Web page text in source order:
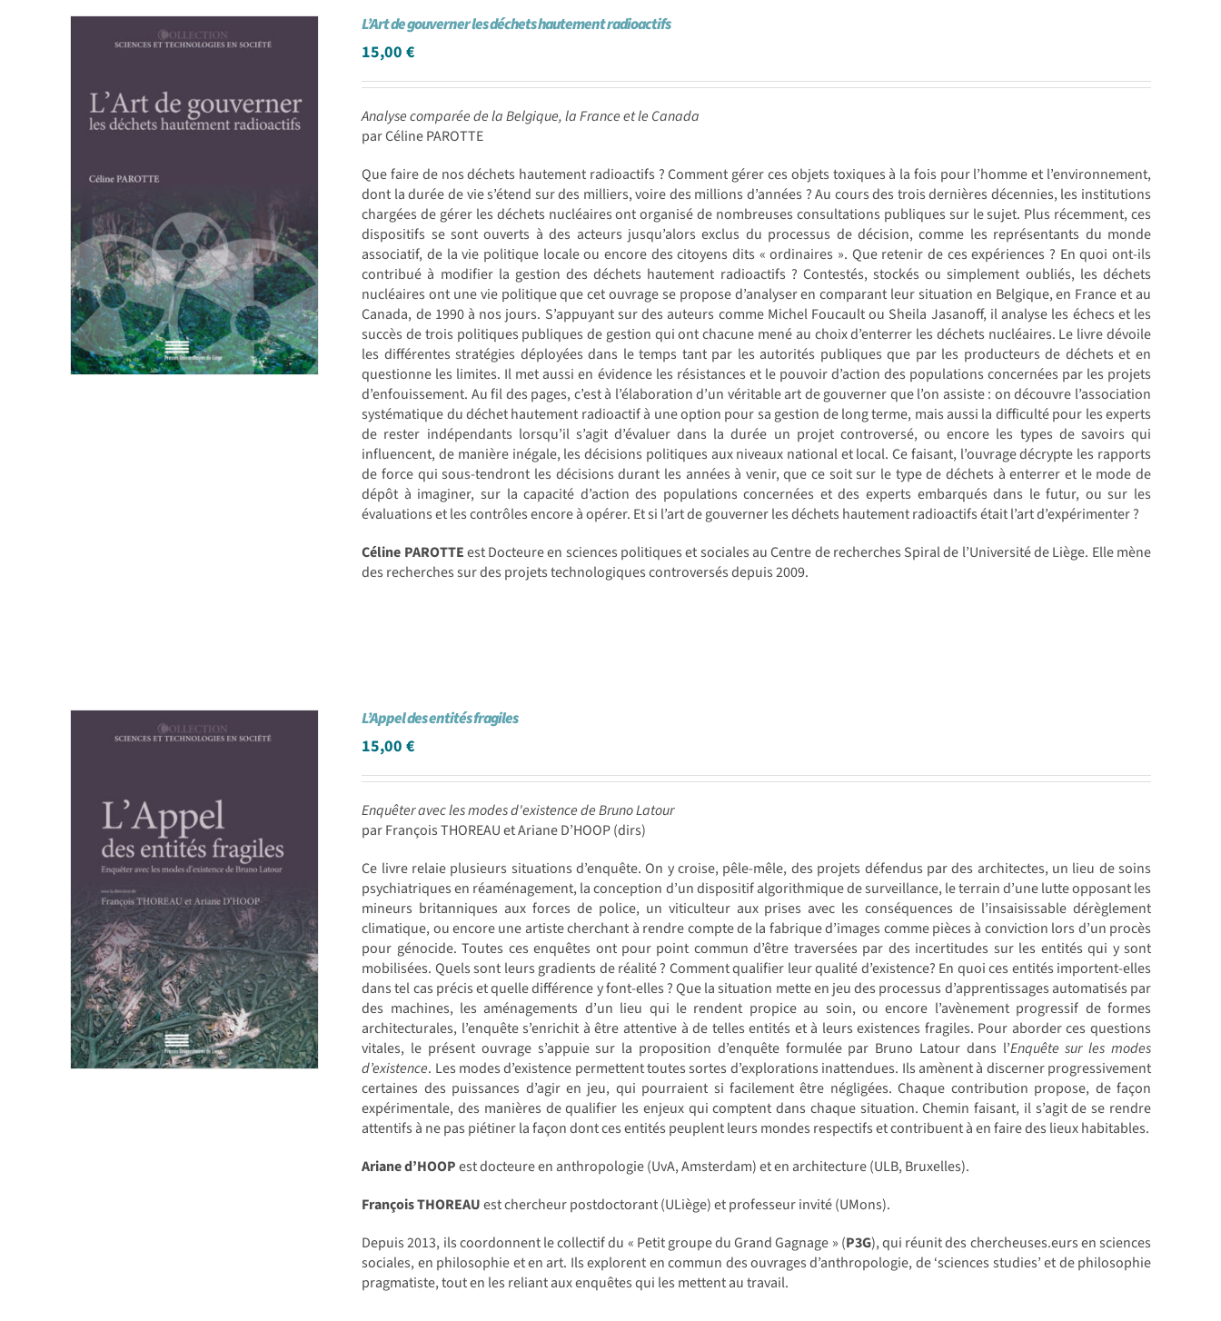
L’Art de gouverner les déchets hautement radioactifs
15,00€
Analyse comparée de la Belgique, la France et le Canada
par Céline PAROTTE
Que faire de nos déchets hautement radioactifs ? Comment gérer ces objets toxiques à la fois pour l’homme et l’environnement,
dont la durée de vie s’étend sur des milliers, voire des millions d’années ? Au cours des trois dernières décennies, les institutions
chargées de gérer les déchets nucléaires ont organisé de nombreuses consultations publiques sur le sujet. Plus récemment, ces
dispositifs se sont ouverts à des acteurs jusqu’alors exclus du processus de décision, comme les représentants du monde
associatif, de la vie politique locale ou encore des citoyens dits « ordinaires ». Que retenir de ces expériences ? En quoi ont-ils
contribué à modifier la gestion des déchets hautement radioactifs ? Contestés, stockés ou simplement oubliés, les déchets
nucléaires ont une vie politique que cet ouvrage se propose d’analyser en comparant leur situation en Belgique, en France et au
Canada, de 1990 à nos jours. S’appuyant sur des auteurs comme Michel Foucault ou Sheila Jasanoff, il analyse les échecs et les
succès de trois politiques publiques de gestion qui ont chacune mené au choix d’enterrer les déchets nucléaires. Le livre dévoile
les différentes stratégies déployées dans le temps tant par les autorités publiques que par les producteurs de déchets et en
questionne les limites. Il met aussi en évidence les résistances et le pouvoir d’action des populations concernées par les projets
d’enfouissement. Au fil des pages, c’est à l’élaboration d’un véritable art de gouverner que l’on assiste : on découvre l’association
systématique du déchet hautement radioactif à une option pour sa gestion de long terme, mais aussi la difficulté pour les experts
de rester indépendants lorsqu’il s’agit d’évaluer dans la durée un projet controversé, ou encore les types de savoirs qui
influencent, de manière inégale, les décisions politiques aux niveaux national et local. Ce faisant, l’ouvrage décrypte les rapports
de force qui sous-tendront les décisions durant les années à venir, que ce soit sur le type de déchets à enterrer et le mode de
dépôt à imaginer, sur la capacité d’action des populations concernées et des experts embarqués dans le futur, ou sur les
évaluations et les contrôles encore à opérer. Et si l’art de gouverner les déchets hautement radioactifs était l’art d’expérimenter ?
Céline PAROTTEest Docteure en sciences politiques et sociales au Centre de recherches Spiral de l’Université de Liège. Elle mène
des recherches sur des projets technologiques controversés depuis 2009.
L’Appel des entités fragiles
15,00€
Enquêter avec les modes d'existence de Bruno Latour
par François THOREAU et Ariane D’HOOP (dirs)
Ce livre relaie plusieurs situations d’enquête. On y croise, pêle-mêle, des projets défendus par des architectes, un lieu de soins
psychiatriques en réaménagement, la conception d’un dispositif algorithmique de surveillance, le terrain d’une lutte opposant les
mineurs britanniques aux forces de police, un viticulteur aux prises avec les conséquences de l’insaisissable dérèglement
climatique, ou encore une artiste cherchant à rendre compte de la fabrique d’images comme pièces à conviction lors d’un procès
pour génocide. Toutes ces enquêtes ont pour point commun d’être traversées par des incertitudes sur les entités qui y sont
mobilisées. Quels sont leurs gradients de réalité ? Comment qualifier leur qualité d’existence? En quoi ces entités importent-elles
dans tel cas précis et quelle différence y font-elles ? Que la situation mette en jeu des processus d’apprentissages automatisés par
des machines, les aménagements d’un lieu qui le rendent propice au soin, ou encore l’avènement progressif de formes
architecturales, l’enquête s’enrichit à être attentive à de telles entités et à leurs existences fragiles. Pour aborder ces questions
vitales, le présent ouvrage s’appuie sur la proposition d’enquête formulée par Bruno Latour dans l’Enquête sur les modes
d’existence. Les modes d’existence permettent toutes sortes d’explorations inattendues. Ils amènent à discerner progressivement
certaines des puissances d’agir en jeu, qui pourraient si facilement être négligées. Chaque contribution propose, de façon
expérimentale, des manières de qualifier les enjeux qui comptent dans chaque situation. Chemin faisant, il s’agit de se rendre
attentifs à ne pas piétiner la façon dont ces entités peuplent leurs mondes respectifs et contribuent à en faire des lieux habitables.
Ariane d’HOOPest docteure en anthropologie (UvA, Amsterdam) et en architecture (ULB, Bruxelles).
François THOREAUest chercheur postdoctorant (ULiège) et professeur invité (UMons).
Depuis 2013, ils coordonnent le collectif du « Petit groupe du Grand Gagnage » (P3G), qui réunit des chercheuses.eurs en sciences
sociales, en philosophie et en art. Ils explorent en commun des ouvrages d’anthropologie, de ‘sciences studies’ et de philosophie
pragmatiste, tout en les reliant aux enquêtes qui les mettent au travail.